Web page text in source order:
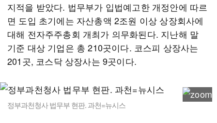
지적을 받았다. 법무부가 입법예고한 개정안에 따르
면 도입 초기에는 자산총액 2조원 이상 상장회사에
대해 전자주주총회 개최가 의무화된다. 지난해 말
기준 대상 기업은 총 210곳이다. 코스피 상장사는
201곳, 코스닥 상장사는 9곳이다.
정부과천청사 법무부 현판. 과천=뉴시스